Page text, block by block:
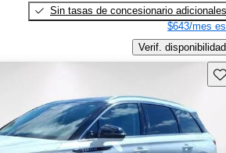
Sin tasas de concesionario adicionales
$643/mes
Verif. disponibilidad